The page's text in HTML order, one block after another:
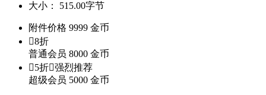
大小：
515.00字节
附件价格 9999 金币
8折
普通会员 8000 金币
5折强烈推荐
超级会员 5000 金币